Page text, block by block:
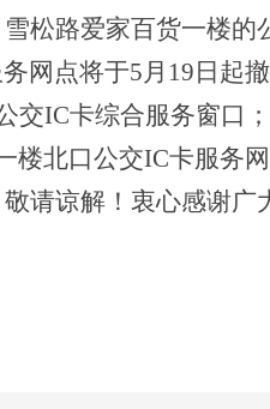
松路爱家百货一楼
网点将于5月19日起
交IC卡综合服务窗口；
楼北口公交IC卡服务
请谅解！衷心感谢